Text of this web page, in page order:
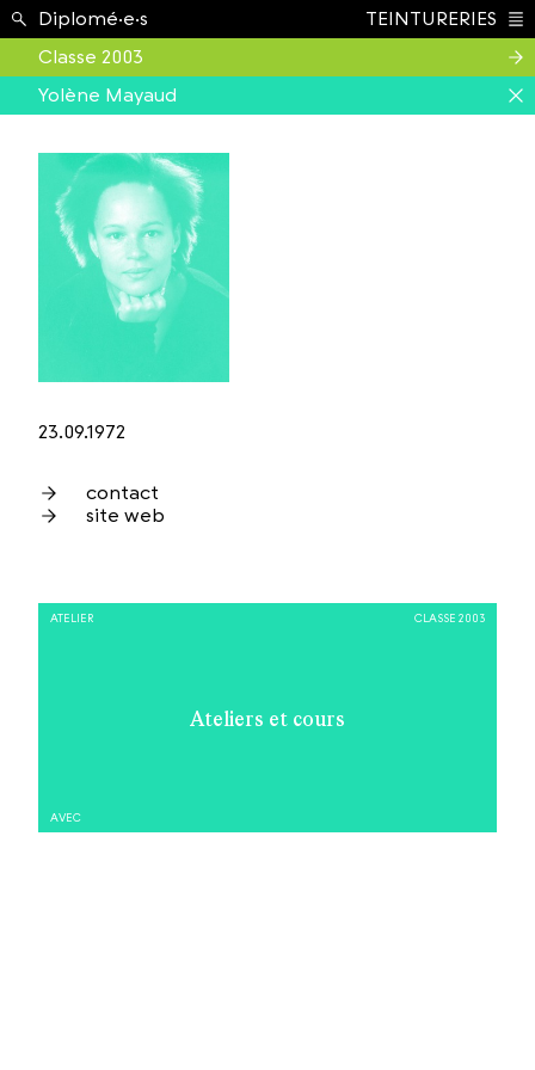
Étudiant.e.s ›
Diplomé·e·s
TEINTURERIES
Classe 2003
Yolène Mayaud
23.09.1972
contact
site web
Ateliers et cours
ATELIER CLASSE 2003
AVEC